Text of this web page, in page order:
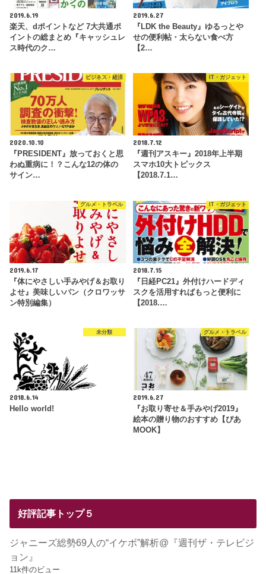
2019.6.19
楽天、dポイントなど 7大共通ポ
イントの総まとめ『キャッシュレ
ス時代のク…
2019.6.27
『LDK the Beauty』ゆるっとや
せの便利帖・太らない食べ方
【2…
ビジネス・経済
2020.10.10
『PRESIDENT』放っておくと思
わぬ重病に！？こんな12の体の
サイン…
IT・ガジェット
2018.7.12
『週刊アスキー』2018年上半期
スマホ10大トピックス
【2018.7.1…
グルメ・トラベル
2019.6.17
『体にやさしい手みやげ＆お取り
よせ』美味しいパン（クロワッサ
ン特別編集）
IT・ガジェット
2018.7.15
『日経PC21』外付けハードディ
スクを活用すればもっと便利に
【2018.…
未分類
2018.6.14
Hello world!
グルメ・トラベル
2019.6.27
『お取り寄せ＆手みやげ2019』
絵本の贈り物のおすすめ【ぴあ
MOOK】
好評記事トップ５
ジャニーズ総勢69人の“イケボ”解析@『週刊ザ・テレビジ
ョン』
11k件のビュー